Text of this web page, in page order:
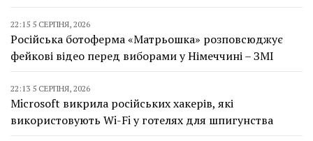
22:15 5 СЕРПНЯ, 2026
Російська ботоферма «Матрьошка» розповсюджує
фейкові відео перед виборами у Німеччині – ЗМІ
22:13 5 СЕРПНЯ, 2026
Microsoft викрила російських хакерів, які
використовують Wi-Fi у готелях для шпигунства